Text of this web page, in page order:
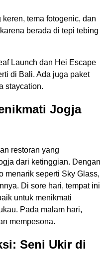
tema fotogenic, dan
berada di tepi tebing
Launch dan Hei Escape
di Bali. Ada juga paket
staycation.
Jogja
restoran yang
dari ketinggian. Dengan
menarik seperti Sky Glass,
Di sore hari, tempat ini
untuk menikmati
Pada malam hari,
mempesona.
Seni Ukir di